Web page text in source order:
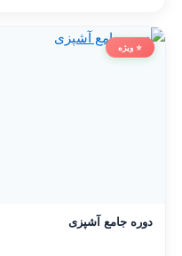
⭐ ویژه
دوره جامع آشپزی